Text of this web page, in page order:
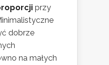
przy
dobrze
na małych